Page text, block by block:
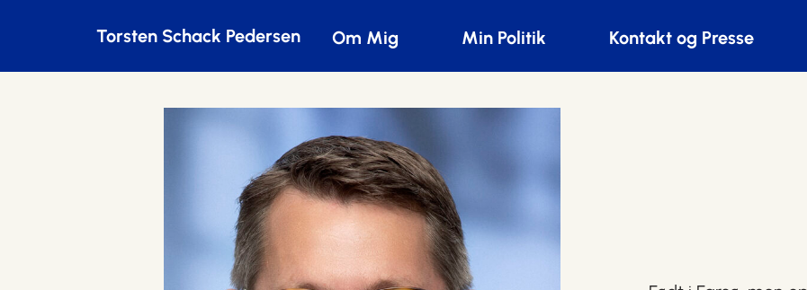
Torsten Schack Pedersen Om Mig Min Politik Kontakt og Presse